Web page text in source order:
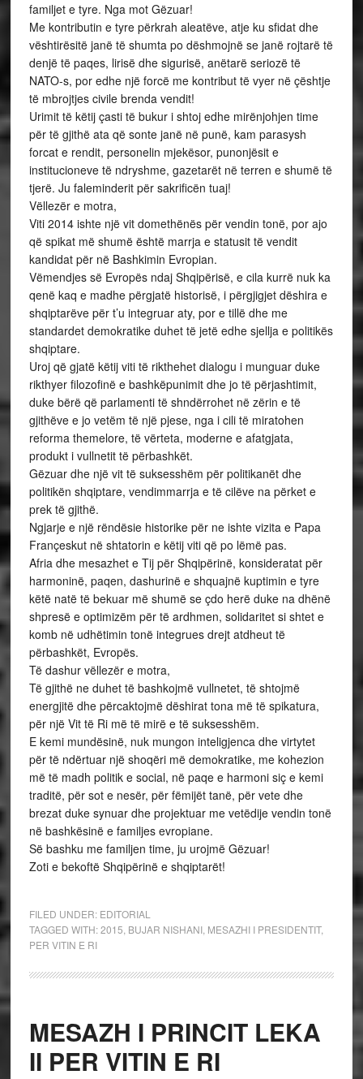
familjet e tyre. Nga mot Gëzuar!
Me kontributin e tyre përkrah aleatëve, atje ku sfidat dhe
vështirësitë janë të shumta po dëshmojnë se janë rojtarë të
denjë të paqes, lirisë dhe sigurisë, anëtarë seriozë të
NATO-s, por edhe një forcë me kontribut të vyer në çështje
të mbrojtjes civile brenda vendit!
Urimit të këtij çasti të bukur i shtoj edhe mirënjohjen time
për të gjithë ata që sonte janë në punë, kam parasysh
forcat e rendit, personelin mjekësor, punonjësit e
institucioneve të ndryshme, gazetarët në terren e shumë të
tjerë. Ju faleminderit për sakrificën tuaj!
Vëllezër e motra,
Viti 2014 ishte një vit domethënës për vendin tonë, por ajo
që spikat më shumë është marrja e statusit të vendit
kandidat për në Bashkimin Evropian.
Vëmendjes së Evropës ndaj Shqipërisë, e cila kurrë nuk ka
qenë kaq e madhe përgjatë historisë, i përgjigjet dëshira e
shqiptarëve për t’u integruar aty, por e tillë dhe me
standardet demokratike duhet të jetë edhe sjellja e politikës
shqiptare.
Uroj që gjatë këtij viti të rikthehet dialogu i munguar duke
rikthyer filozofinë e bashkëpunimit dhe jo të përjashtimit,
duke bërë që parlamenti të shndërrohet në zërin e të
gjithëve e jo vetëm të një pjese, nga i cili të miratohen
reforma themelore, të vërteta, moderne e afatgjata,
produkt i vullnetit të përbashkët.
Gëzuar dhe një vit të suksesshëm për politikanët dhe
politikën shqiptare, vendimmarrja e të cilëve na përket e
prek të gjithë.
Ngjarje e një rëndësie historike për ne ishte vizita e Papa
Françeskut në shtatorin e këtij viti që po lëmë pas.
Afria dhe mesazhet e Tij për Shqipërinë, konsideratat për
harmoninë, paqen, dashurinë e shquajnë kuptimin e tyre
këtë natë të bekuar më shumë se çdo herë duke na dhënë
shpresë e optimizëm për të ardhmen, solidaritet si shtet e
komb në udhëtimin tonë integrues drejt atdheut të
përbashkët, Evropës.
Të dashur vëllezër e motra,
Të gjithë ne duhet të bashkojmë vullnetet, të shtojmë
energjitë dhe përcaktojmë dëshirat tona më të spikatura,
për një Vit të Ri më të mirë e të suksesshëm.
E kemi mundësinë, nuk mungon inteligjenca dhe virtytet
për të ndërtuar një shoqëri më demokratike, me kohezion
më të madh politik e social, në paqe e harmoni siç e kemi
traditë, për sot e nesër, për fëmijët tanë, për vete dhe
brezat duke synuar dhe projektuar me vetëdije vendin tonë
në bashkësinë e familjes evropiane.
Së bashku me familjen time, ju urojmë Gëzuar!
Zoti e bekoftë Shqipërinë e shqiptarët!
FILED UNDER: EDITORIAL
TAGGED WITH:2015 BUJAR NISHANI, MESAZHI I PRESIDENTIT,
PER VITIN E RI
MESAZH I PRINCIT LEKA
II PER VITIN E RI